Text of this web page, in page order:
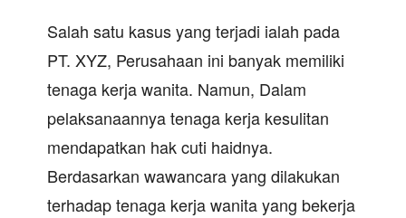
Salah satu kasus yang terjadi ialah pada
PT. XYZ, Perusahaan ini banyak memiliki
tenaga kerja wanita. Namun, Dalam
pelaksanaannya tenaga kerja kesulitan
mendapatkan hak cuti haidnya.
Berdasarkan wawancara yang dilakukan
terhadap tenaga kerja wanita yang bekerja